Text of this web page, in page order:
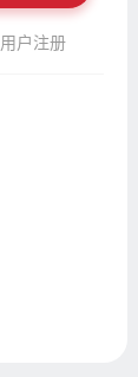
用户注册